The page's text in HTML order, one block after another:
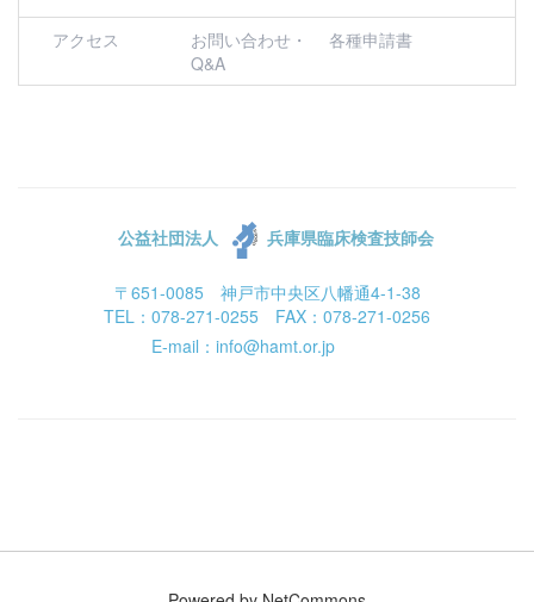
アクセス
お問い合わせ・
Q&A
各種申請書
公益社団法人 兵庫県臨床検査技師会
〒651-0085 神戸市中央区八幡通4-1-38
TEL：078-271-0255 FAX：078-271-0256
E-mail：info@hamt.or.jp